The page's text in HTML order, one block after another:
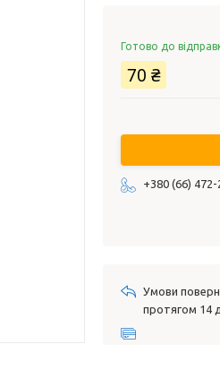
Готово до
70 ₴
+380 (66)
протягом 14